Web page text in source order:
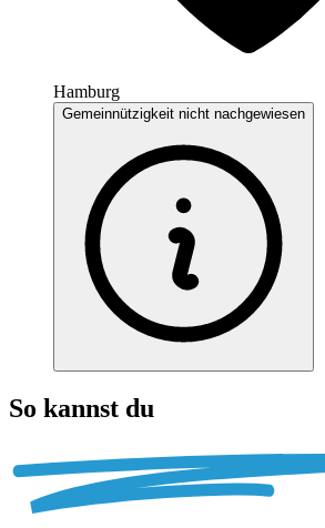
Hamburg
Gemeinnützigkeit nicht nachgewiesen
So kannst du